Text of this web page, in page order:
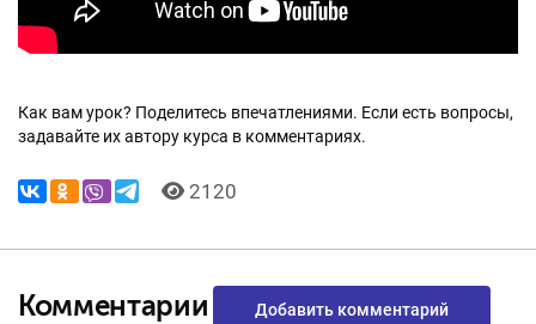
Как вам урок? Поделитесь впечатлениями. Если есть вопросы,
задавайте их автору курса в комментариях.
2120
Комментарии Добавить комментарий